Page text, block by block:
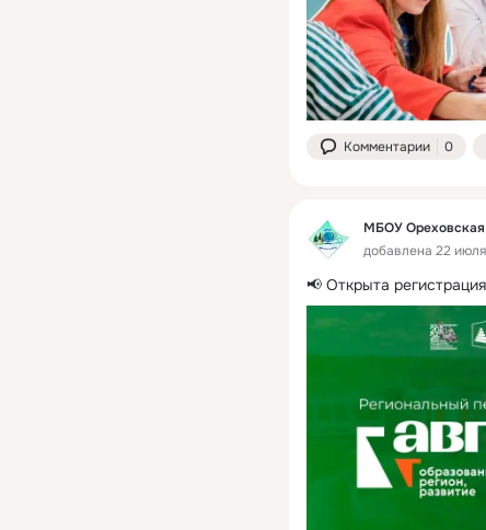
Комментарии 0
МБОУ
добавлена 22
📢 Открыта